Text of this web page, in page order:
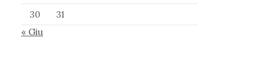
30
31
« Giu